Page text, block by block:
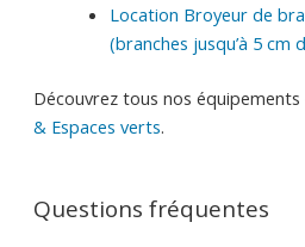
Location Broyeur de
(branches jusqu’à 5 cm
Découvrez tous nos
& Espaces verts.
Questions fréquentes